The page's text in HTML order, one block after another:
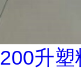
200升塑